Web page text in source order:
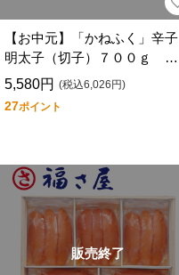
【お中元】「かねふく」辛子
明太子（切子）７００ｇ Ｇ
－２
5,580円 (税込6,026円)
27ポイント
販売終了